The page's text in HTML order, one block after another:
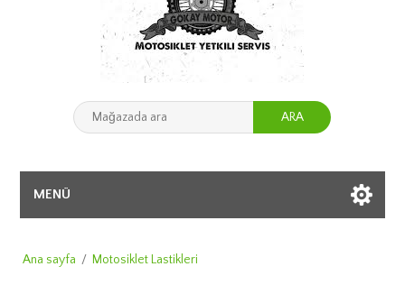
ARA
MENÜ
Ana sayfa / Motosiklet Lastikleri